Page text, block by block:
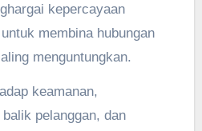
kepercayaan
membina hubungan
menguntungkan.
keamanan,
pelanggan, dan